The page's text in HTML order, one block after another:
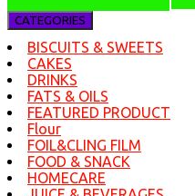
CATEGORIES
BISCUITS & SWEETS
CAKES
DRINKS
FATS & OILS
FEATURED PRODUCT
Flour
FOIL&CLING FILM
FOOD & SNACK
HOMECARE